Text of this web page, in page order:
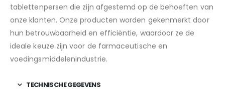
tablettenpersen die zijn afgestemd op de behoeften van
onze klanten. Onze producten worden gekenmerkt door
hun betrouwbaarheid en efficiëntie, waardoor ze de
ideale keuze zijn voor de farmaceutische en
voedingsmiddelenindustrie.
TECHNISCHE GEGEVENS